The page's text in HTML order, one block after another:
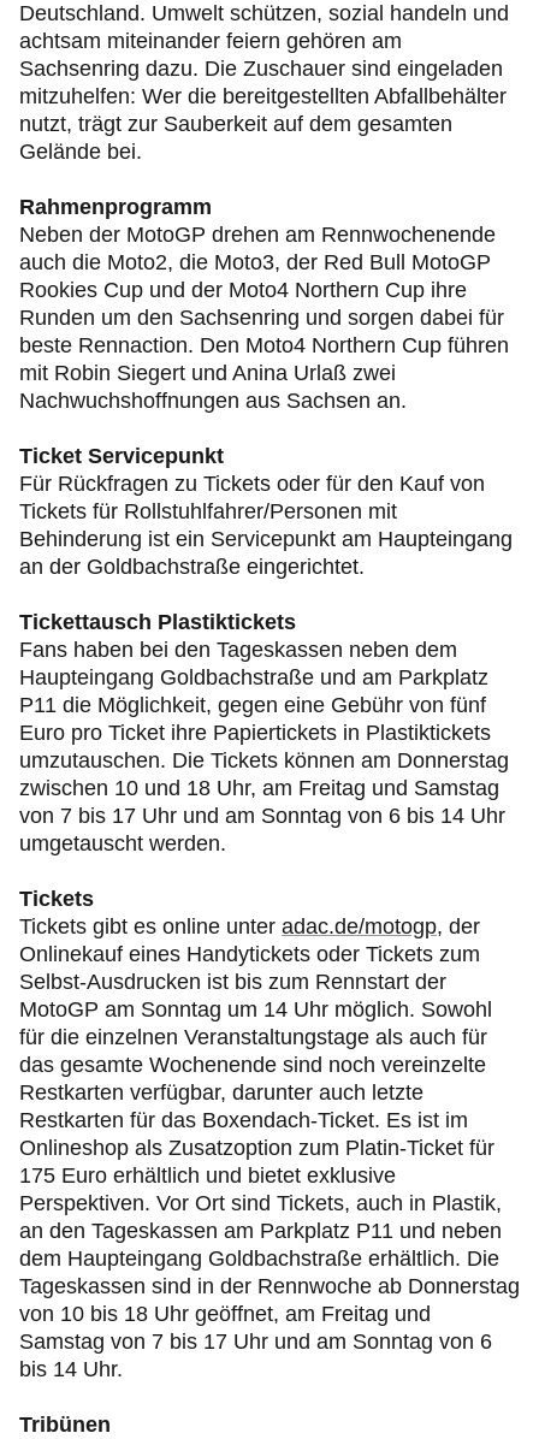
Deutschland. Umwelt schützen, sozial handeln und
achtsam miteinander feiern gehören am
Sachsenring dazu. Die Zuschauer sind eingeladen
mitzuhelfen: Wer die bereitgestellten Abfallbehälter
nutzt, trägt zur Sauberkeit auf dem gesamten
Gelände bei.
Rahmenprogramm
Neben der MotoGP drehen am Rennwochenende
auch die Moto2, die Moto3, der Red Bull MotoGP
Rookies Cup und der Moto4 Northern Cup ihre
Runden um den Sachsenring und sorgen dabei für
beste Rennaction. Den Moto4 Northern Cup führen
mit Robin Siegert und Anina Urlaß zwei
Nachwuchshoffnungen aus Sachsen an.
Ticket Servicepunkt
Für Rückfragen zu Tickets oder für den Kauf von
Tickets für Rollstuhlfahrer/Personen mit
Behinderung ist ein Servicepunkt am Haupteingang
an der Goldbachstraße eingerichtet.
Tickettausch Plastiktickets
Fans haben bei den Tageskassen neben dem
Haupteingang Goldbachstraße und am Parkplatz
P11 die Möglichkeit, gegen eine Gebühr von fünf
Euro pro Ticket ihre Papiertickets in Plastiktickets
umzutauschen. Die Tickets können am Donnerstag
zwischen 10 und 18 Uhr, am Freitag und Samstag
von 7 bis 17 Uhr und am Sonntag von 6 bis 14 Uhr
umgetauscht werden.
Tickets
Tickets gibt es online unter adac.de/motogp, der
Onlinekauf eines Handytickets oder Tickets zum
Selbst-Ausdrucken ist bis zum Rennstart der
MotoGP am Sonntag um 14 Uhr möglich. Sowohl
für die einzelnen Veranstaltungstage als auch für
das gesamte Wochenende sind noch vereinzelte
Restkarten verfügbar, darunter auch letzte
Restkarten für das Boxendach-Ticket. Es ist im
Onlineshop als Zusatzoption zum Platin-Ticket für
175 Euro erhältlich und bietet exklusive
Perspektiven. Vor Ort sind Tickets, auch in Plastik,
an den Tageskassen am Parkplatz P11 und neben
dem Haupteingang Goldbachstraße erhältlich. Die
Tageskassen sind in der Rennwoche ab Donnerstag
von 10 bis 18 Uhr geöffnet, am Freitag und
Samstag von 7 bis 17 Uhr und am Sonntag von 6
bis 14 Uhr.
Tribünen